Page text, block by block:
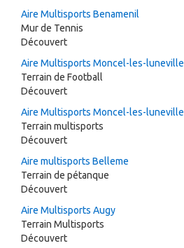
Aire Multisports Benamenil
Mur de Tennis
Découvert
Aire Multisports Moncel-les-luneville
Terrain de Football
Découvert
Aire Multisports Moncel-les-luneville
Terrain multisports
Découvert
Aire multisports Belleme
Terrain de pétanque
Découvert
Aire Multisports Augy
Terrain Multisports
Découvert